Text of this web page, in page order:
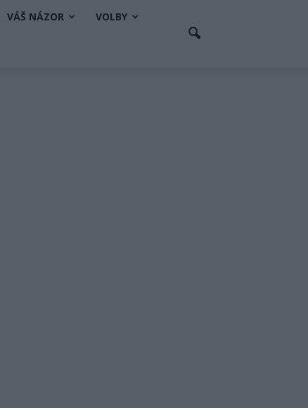
VÁŠ NÁZOR VOLBY